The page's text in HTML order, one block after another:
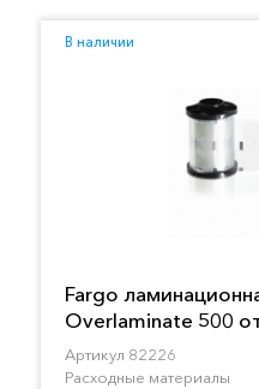
В наличии
Fargo
Overlaminate 500
Артикул 82226
Расходные материалы